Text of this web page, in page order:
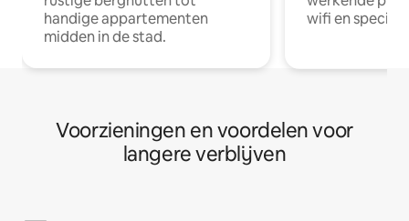
handige appartementen
midden in de stad.
wifi en
Voorzieningen en voordelen voor
langere verblijven